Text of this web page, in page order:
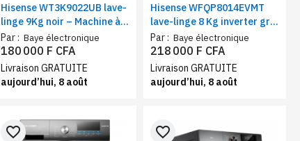
Hisense WT3K9022UB lave-
linge 9Kg noir – Machine à
laver chargement supérieur
Par : Baye électronique
180 000 F CFA
Livraison GRATUITE
aujourd’hui, 8 août
Hisense WFQP8014EVMT
lave-linge 8 Kg inverter gris
– Machine à laver frontal,15
programmes, 1400 Tr/min,
Vapeur, Classe A+++
Par : Baye électronique
218 000 F CFA
Livraison GRATUITE
aujourd’hui, 8 août
favorite_border favorite_border